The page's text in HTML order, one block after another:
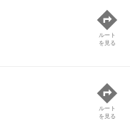
ルート
を見る
ルート
を見る